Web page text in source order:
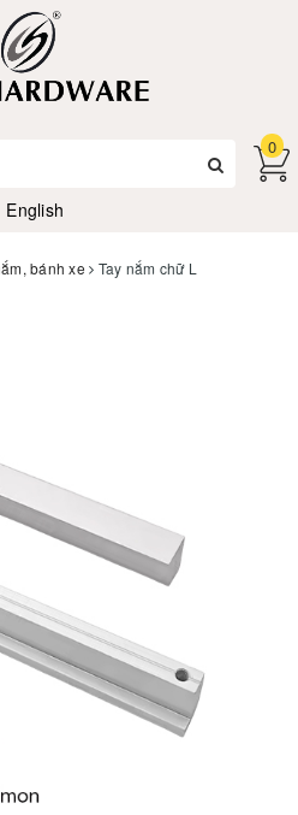
English
0
bánh xe
Tay nắm chữ L